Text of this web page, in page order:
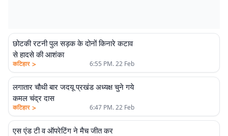
छोटकी रटनी पुल सड़क के दोनों किनारे कटाव
से हादसे की आशंका
कटिहार > 6:55 PM. 22 Feb
लगातार चौथी बार जदयू प्रखंड अध्यक्ष चुने गये
कमल चंद्र दास
कटिहार > 6:47 PM. 22 Feb
एस एंड टी व ऑपरेटिंग ने मैच जीत कर